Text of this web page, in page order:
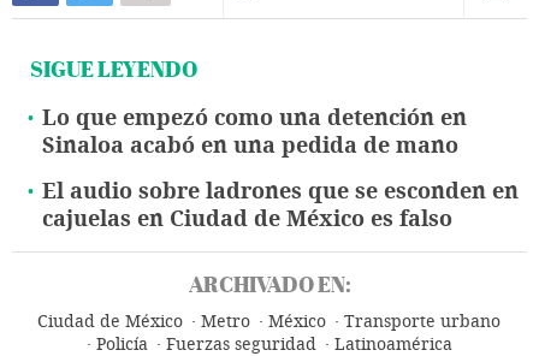
SIGUE LEYENDO
Lo que empezó como una detención en
Sinaloa acabó en una pedida de mano
El audio sobre ladrones que se esconden en
cajuelas en Ciudad de México es falso
ARCHIVADO EN:
Ciudad de México Metro México
Transporte urbano
Policía
Fuerzas seguridad
Latinoamérica